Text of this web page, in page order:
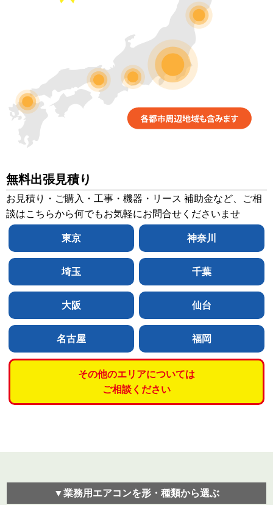
無料出張見積り
お見積り・ご購入・工事・機器・リース 補助金など、ご相
談はこちらから何でもお気軽にお問合せくださいませ
東京 神奈川
埼玉 千葉
大阪 仙台
名古屋 福岡
その他のエリアについては
ご相談ください
▼業務用エアコンを形・種類から選ぶ